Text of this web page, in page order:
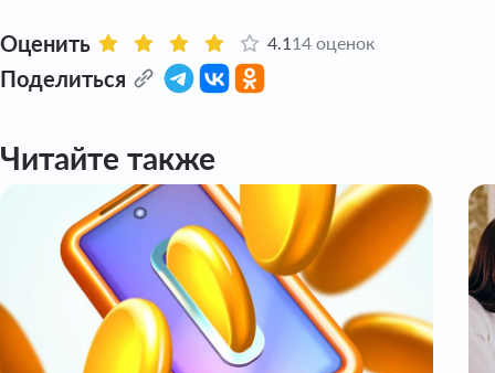
Оценить 4.1 14 оценок
Поделиться
Читайте также